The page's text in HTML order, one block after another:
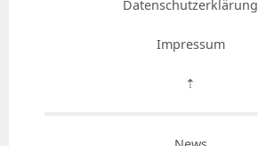
Datenschutzerklärung
Impressum
⇡